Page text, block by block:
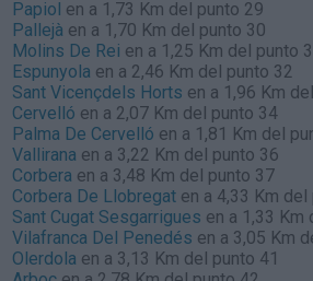
Papiol en a 1,73 Km del punto 29
Pallejà en a 1,70 Km del punto 30
Molins De Rei en a 1,25 Km del punto
Espunyola en a 2,46 Km del punto 32
Sant Vicençdels Horts en a 1,96 Km
Cervelló en a 2,07 Km del punto 34
Palma De Cervelló en a 1,81 Km del
Vallirana en a 3,22 Km del punto 36
Corbera en a 3,48 Km del punto 37
Corbera De Llobregat en a 4,33 Km del
Sant Cugat Sesgarrigues en a 1,33 Km
Vilafranca Del Penedés en a 3,05 Km
Olerdola en a 3,13 Km del punto 41